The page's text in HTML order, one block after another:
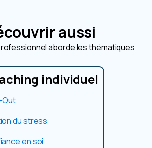
aussi
aborde les thématiques
individuel
Out
du stress
en soi